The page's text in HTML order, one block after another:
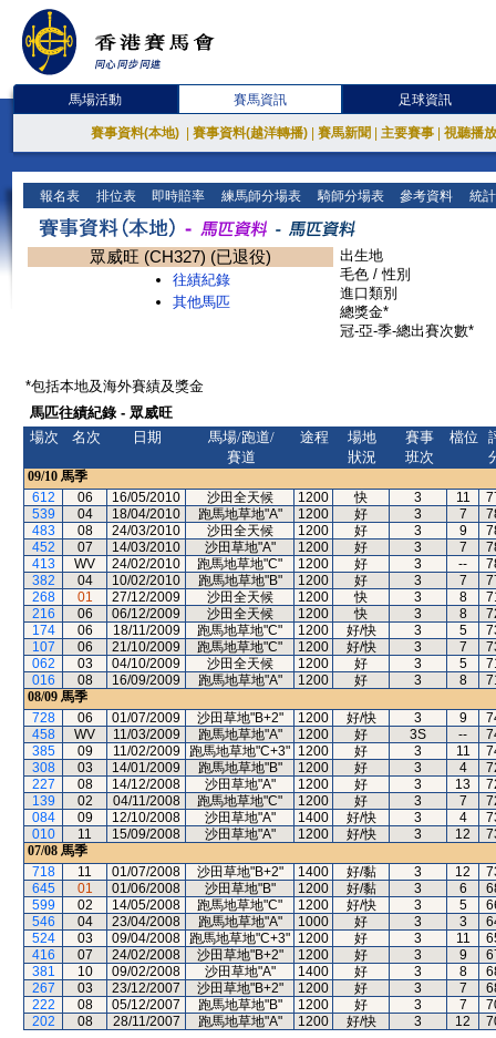
馬場活動 賽馬資訊 足球資訊
賽事資料(本地) 賽事資料(越洋轉播) 賽馬新聞 主要賽事 視聽播
報名表 排位表 即時賠率 練馬師分場表 騎師分場表 參考資料 統
眾威旺 (CH327) (已退役)
往績紀錄
其他馬匹
出生地
毛色 / 性別
進口類別
總獎金*
冠-亞-季-總出賽次數*
*包括本地及海外賽績及獎金
馬匹往績紀錄 - 眾威旺
場次
名次 日期
馬場/跑道/
賽道
途程
場地
狀況
賽事
班次
檔位
09/10 馬季
612
06 16/05/2010 沙田全天候 1200 快 3 11
539
04 18/04/2010 跑馬地草地"A" 1200 好 3 7
483
08 24/03/2010 沙田全天候 1200 好 3 9
452
07 14/03/2010 沙田草地"A" 1200 好 3 7
413
WV 24/02/2010 跑馬地草地"C" 1200 好 3 --
382
04 10/02/2010 跑馬地草地"B" 1200 好 3 7
268
01 27/12/2009 沙田全天候 1200 快 3 8
216
06 06/12/2009 沙田全天候 1200 快 3 8
174
06 18/11/2009 跑馬地草地"C" 1200 好/快 3 5
107
06 21/10/2009 跑馬地草地"C" 1200 好/快 3 7
062
03 04/10/2009 沙田全天候 1200 好 3 5
016
08 16/09/2009 跑馬地草地"A" 1200 好 3 8
08/09 馬季
728
06 01/07/2009 沙田草地"B+2" 1200 好/快 3 9
458
WV 11/03/2009 跑馬地草地"A" 1200 好 3S --
385
09 11/02/2009 跑馬地草地"C+3" 1200 好 3 11
308
03 14/01/2009 跑馬地草地"B" 1200 好 3 4
227
08 14/12/2008 沙田草地"A" 1200 好 3 13
139
02 04/11/2008 跑馬地草地"C" 1200 好 3 7
084
09 12/10/2008 沙田草地"A" 1400 好/快 3 4
010
11 15/09/2008 沙田草地"A" 1200 好/快 3 12
07/08 馬季
718
11 01/07/2008 沙田草地"B+2" 1400 好/黏 3 12
645
01 01/06/2008 沙田草地"B" 1200 好/黏 3 6
599
02 14/05/2008 跑馬地草地"C" 1200 好/快 3 5
546
04 23/04/2008 跑馬地草地"A" 1000 好 3 3
524
03 09/04/2008 跑馬地草地"C+3" 1200 好 3 11
416
07 24/02/2008 沙田草地"B+2" 1200 好 3 9
381
10 09/02/2008 沙田草地"A" 1400 好 3 8
267
03 23/12/2007 沙田草地"B+2" 1200 好 3 7
222
08 05/12/2007 跑馬地草地"B" 1200 好 3 7
202
08 28/11/2007 跑馬地草地"A" 1200 好/快 3 12